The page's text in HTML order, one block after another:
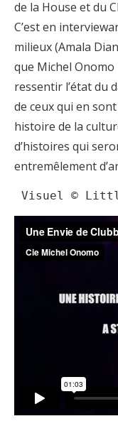
de la House et du
C’est en
milieux (Amala
que Michel
ressentir l’état du
de ceux qui en
histoire de la
d’histoires qui
entremêlement
Visuel ©